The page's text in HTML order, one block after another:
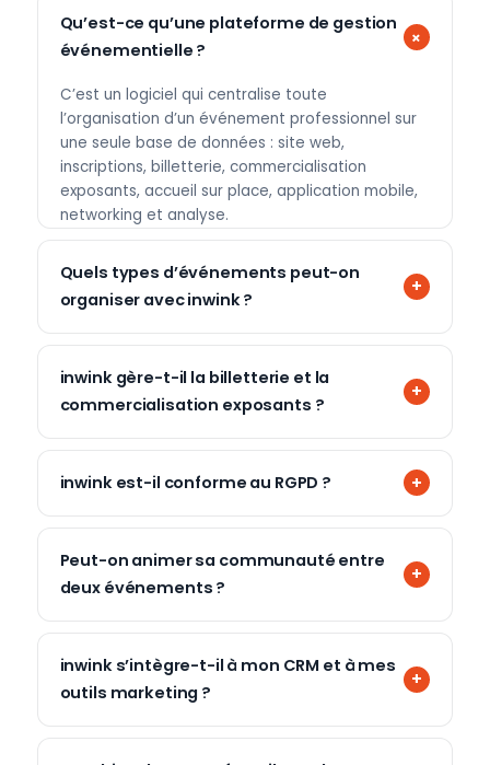
Qu’est-ce qu’une plateforme de gestion
événementielle ?
C’est un logiciel qui centralise toute
l’organisation d’un événement professionnel sur
une seule base de données : site web,
inscriptions, billetterie, commercialisation
exposants, accueil sur place, application mobile,
networking et analyse.
Quels types d’événements peut-on
organiser avec inwink ?
inwink gère-t-il la billetterie et la
commercialisation exposants ?
inwink est-il conforme au RGPD ?
Peut-on animer sa communauté entre
deux événements ?
inwink s’intègre-t-il à mon CRM et à mes
outils marketing ?